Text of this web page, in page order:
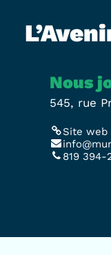
Nous
545, rue
Site web
819 394-